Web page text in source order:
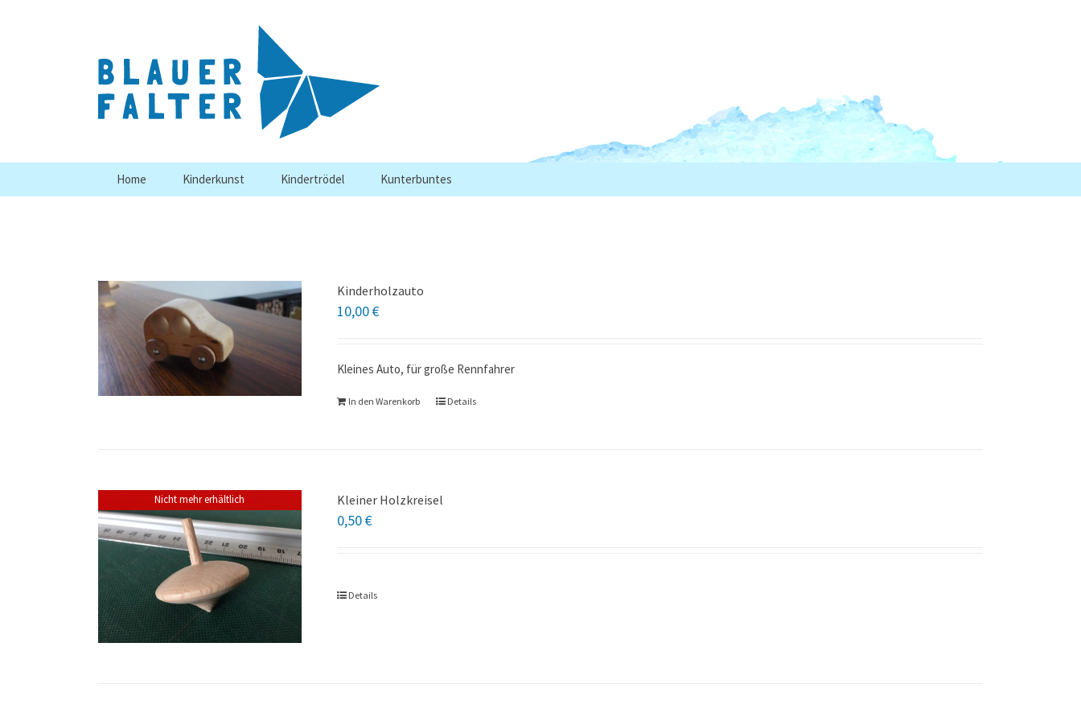
Home Kinderkunst Kindertrödel Kunterbuntes
Kinderholzauto
10,00€
Kleines Auto, für große Rennfahrer
In den Warenkorb Details
Nicht mehr erhältlich Kleiner Holzkreisel
0,50€
Details